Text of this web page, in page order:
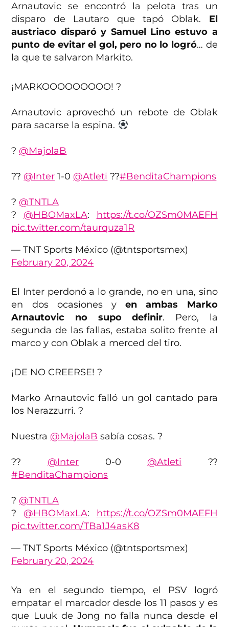
Arnautovic se encontró la pelota tras un
disparo de Lautaro que tapó Oblak. El
austriaco disparó y Samuel Lino estuvo a
punto de evitar el gol, pero no lo logró… de
la que te salvaron Markito.
¡MARKOOOOOOOOO! ?
Arnautovic aprovechó un rebote de Oblak
para sacarse la espina.
? @MajolaB
?? @Inter 1-0 @Atleti ??#BenditaChampions
? @TNTLA
? @HBOMaxLA: https://t.co/OZSm0MAEFH
pic.twitter.com/taurquza1R
— TNT Sports México (@tntsportsmex)
February 20, 2024
El Inter perdonó a lo grande, no en una, sino
en dos ocasiones yen ambas Marko
Arnautovic no supo definir. Pero, la
segunda de las fallas, estaba solito frente al
marco y con Oblak a merced del tiro.
¡DE NO CREERSE! ?
Marko Arnautovic falló un gol cantado para
los Nerazzurri. ?
Nuestra @MajolaB sabía cosas. ?
?? @Inter0-0 @Atleti ??
#BenditaChampions
? @TNTLA
? @HBOMaxLA: https://t.co/OZSm0MAEFH
pic.twitter.com/TBa1J4asK8
— TNT Sports México (@tntsportsmex)
February 20, 2024
Ya en el segundo tiempo, el PSV logró
empatar el marcador desde los 11 pasos y es
que Luuk de Jong no falla nunca desde el